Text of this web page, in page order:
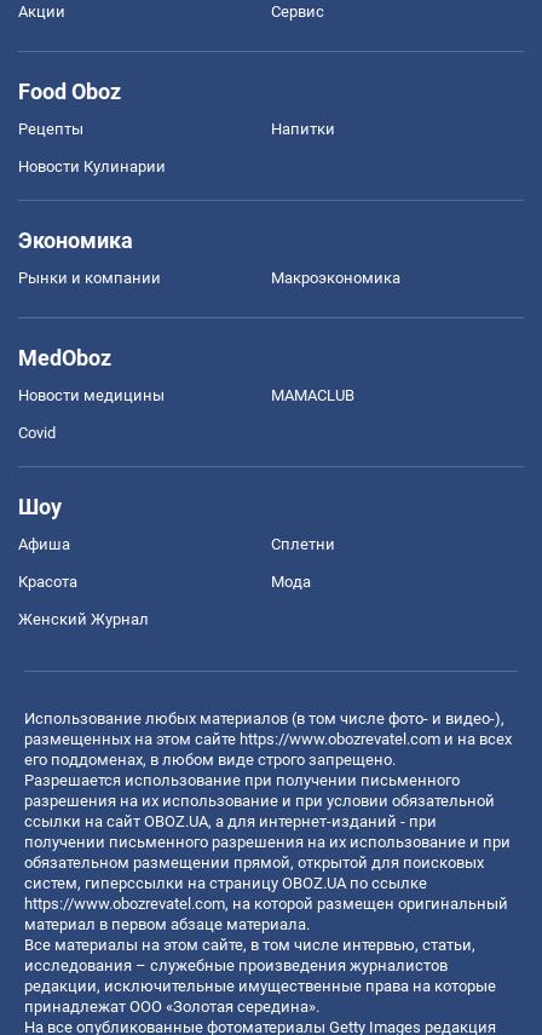
Акции Сервис
Food Oboz
Рецепты Напитки
Новости Кулинарии
Экономика
Рынки и компании Mакроэкономика
MedOboz
Новости медицины MAMACLUB
Covid
Шоу
Афиша Сплетни
Красота Мода
Женский Журнал
Использование любых материалов (в том числе фото- и видео-),
размещенных на этом сайте https://www.obozrevatel.com и на всех
его поддоменах, в любом виде строго запрещено.
Разрешается использование при получении письменного
разрешения на их использование и при условии обязательной
ссылки на сайт OBOZ.UA, а для интернет-изданий - при
получении письменного разрешения на их использование и при
обязательном размещении прямой, открытой для поисковых
систем, гиперссылки на страницу OBOZ.UA по ссылке
https://www.obozrevatel.com, на которой размещен оригинальный
материал в первом абзаце материала.
Все материалы на этом сайте, в том числе интервью, статьи,
исследования – служебные произведения журналистов
редакции, исключительные имущественные права на которые
принадлежат ООО «Золотая середина».
На все опубликованные фотоматериалы Getty Images редакция